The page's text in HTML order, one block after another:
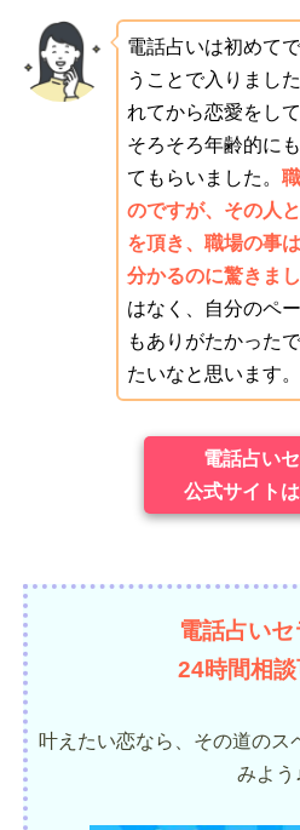
電話占いは初めて
うことで入りまし
れてから恋愛をし
そろそろ年齢的に
てもらいました。
のですが、その人
を頂き、職場の事
分かるのに驚きま
はなく、自分のペ
もありがたかった
たいなと思います
電話占い
公式サイト
電話占いセ
24時間相談
叶えたい恋なら、その道のス
みよう